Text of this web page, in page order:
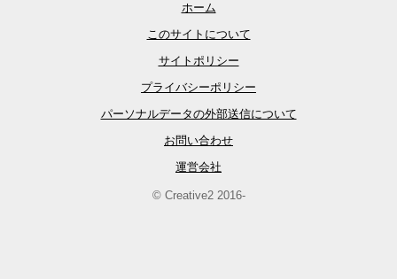
ホーム
このサイトについて
サイトポリシー
プライバシーポリシー
パーソナルデータの外部送信について
お問い合わせ
運営会社
© Creative2 2016-